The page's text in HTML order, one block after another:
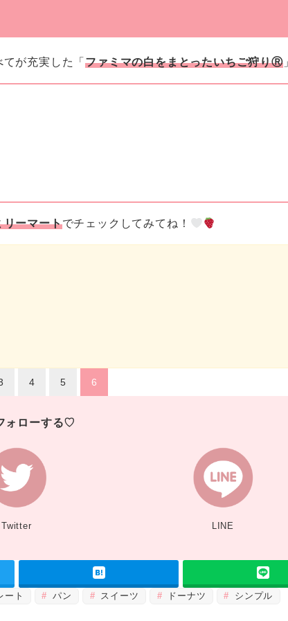
てが充実した「ファミマの白をまとったいちご狩りⓇ
リーマートでチェックしてみてね！
4 5 6
ォローする♡
Twitter LINE
ート パン スイーツ ドーナツ
シンプル